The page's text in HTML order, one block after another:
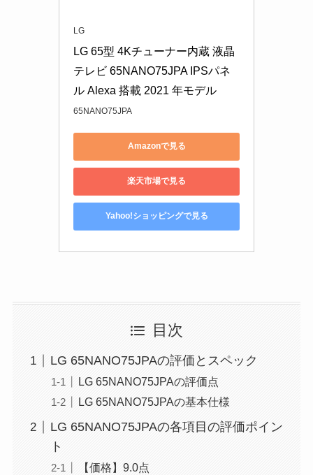
LG
LG 65型 4Kチューナー内蔵 液晶
テレビ 65NANO75JPA IPSパネ
ル Alexa 搭載 2021 年モデル
65NANO75JPA
Amazonで見る
楽天市場で見る
Yahoo!ショッピングで見る
目次
LG 65NANO75JPAの評価とスペック
LG 65NANO75JPAの評価点
LG 65NANO75JPAの基本仕様
LG 65NANO75JPAの各項目の評価ポイン
ト
【価格】9.0点